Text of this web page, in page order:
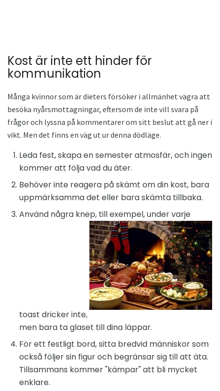
Kost är inte ett hinder för
kommunikation
Många kvinnor som är dieters försöker i allmänhet vägra att
besöka nyårsmottagningar, eftersom de inte vill svara på
frågor och lyssna på kommentarer om sitt beslut att gå ner i
vikt. Men det finns en väg ut ur denna dödläge.
Leda fest, skapa en semester atmosfär, och ingen
kommer att följa vad du äter.
Behöver inte reagera på skämt om din kost, bara
uppmärksamma det eller bara skämta tillbaka.
Använd några knep, till exempel, under varje
toast dricker inte,
men bara ta glaset till dina läppar.
För ett festligt bord, sitta bredvid människor som
också följer sin figur och begränsar sig till att äta.
Tillsammans kommer "kämpar" att bli mycket
enklare.